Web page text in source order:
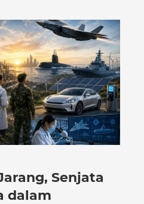
Senjata
dalam